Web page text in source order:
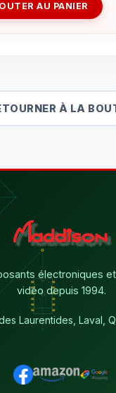
AU PANIER
À LA
électroniques
vidéo depuis 1994.
Laurentides, Laval,